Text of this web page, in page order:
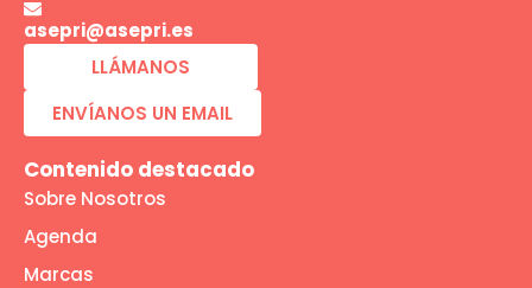
asepri@asepri.es
LLÁMANOS
ENVÍANOS UN EMAIL
Contenido destacado
Sobre Nosotros
Agenda
Marcas